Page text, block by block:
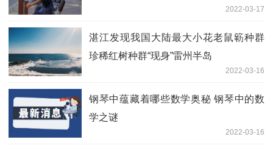
2022-03-17
湛江发现我国大陆最大小花老鼠簕种群
珍稀红树种群“现身”雷州半岛
2022-03-16
钢琴中蕴藏着哪些数学奥秘 钢琴中的数
学之谜
2022-03-16